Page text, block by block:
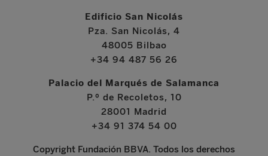
Edificio San Nicolás
Pza. San Nicolás, 4
48005 Bilbao
+34 94 487 56 26
Palacio del Marqués de Salamanca
P.º de Recoletos, 10
28001 Madrid
+34 91 374 54 00
Copyright Fundación BBVA. Todos los derechos